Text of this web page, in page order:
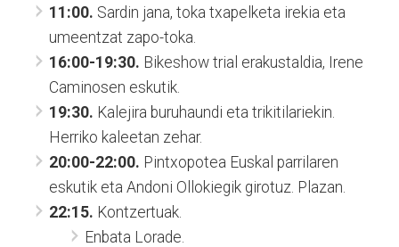
11:00. Sardin jana, toka txapelketa irekia eta
umeentzat zapo-toka.
16:00-19:30. Bikeshow trial erakustaldia, Irene
Caminosen eskutik.
19:30. Kalejira buruhaundi eta trikitilariekin.
Herriko kaleetan zehar.
20:00-22:00. Pintxopotea Euskal parrilaren
eskutik eta Andoni Ollokiegik girotuz. Plazan.
22:15. Kontzertuak.
Enbata Lorade.